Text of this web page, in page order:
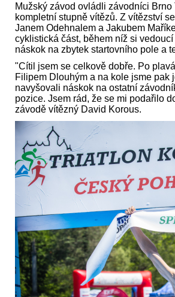
Mužský závod ovládli závodníci
kompletní stupně vítězů. Z vítězství
Janem Odehnalem a Jakubem
cyklistická část, během níž si
náskok na zbytek startovního pole a
"Cítil jsem se celkově dobře. Po
Filipem Dlouhým a na kole jsme pak
navyšovali náskok na ostatní
pozice. Jsem rád, že se mi podařilo
závodě vítězný David Korous.